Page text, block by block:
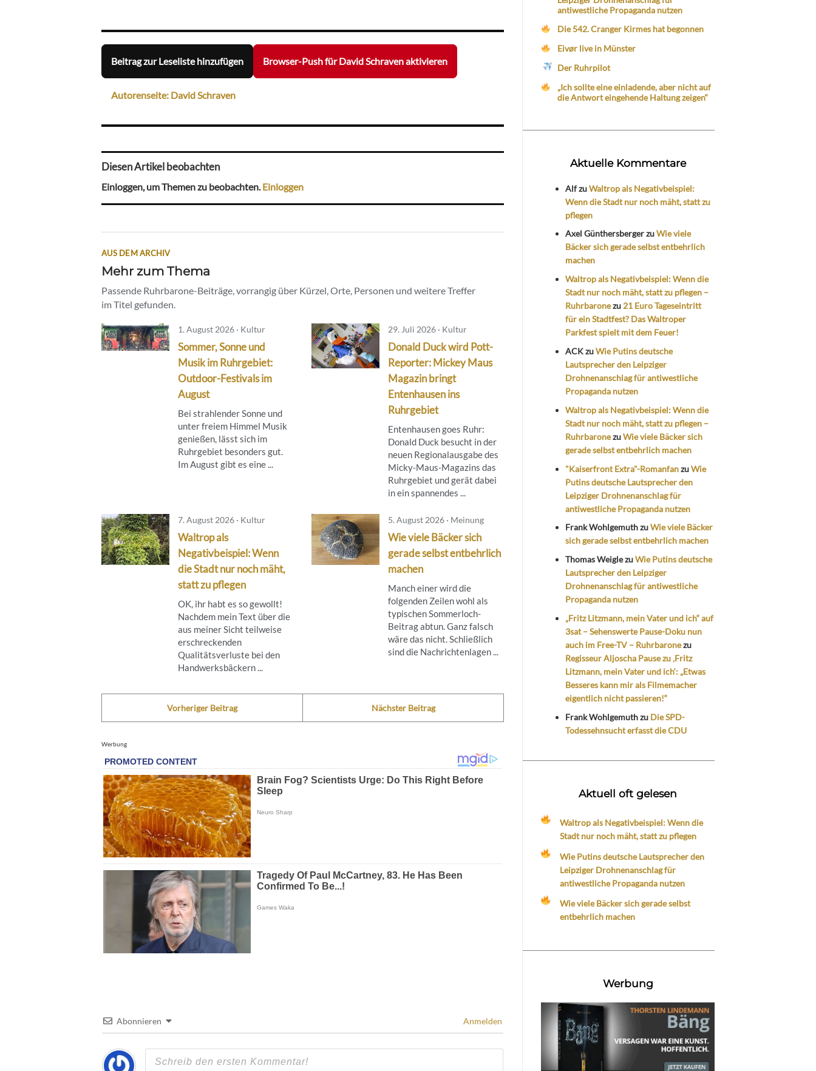
Beitrag zur Leseliste hinzufügen Browser-Push für David Schraven aktivieren
Autorenseite: David Schraven
Diesen Artikel beobachten
Einloggen, um Themen zu beobachten.Einloggen
AUS DEM ARCHIV
Mehr zum Thema
Passende Ruhrbarone-Beiträge, vorrangig über Kürzel, Orte, Personen und weitere Treffer
im Titel gefunden.
1. August 2026 · Kultur
Sommer, Sonne und
Musik im Ruhrgebiet:
Outdoor-Festivals im
August
Bei strahlender Sonne und
unter freiem Himmel Musik
genießen, lässt sich im
Ruhrgebiet besonders gut.
Im August gibt es eine ...
29. Juli 2026 · Kultur
Donald Duck wird Pott-
Reporter: Mickey Maus
Magazin bringt
Entenhausen ins
Ruhrgebiet
Entenhausen goes Ruhr:
Donald Duck besucht in der
neuen Regionalausgabe des
Micky‑Maus‑Magazins das
Ruhrgebiet und gerät dabei
in ein spannendes ...
7. August 2026 · Kultur
Waltrop als
Negativbeispiel: Wenn
die Stadt nur noch mäht,
statt zu pflegen
OK, ihr habt es so gewollt!
Nachdem mein Text über die
aus meiner Sicht teilweise
erschreckenden
Qualitätsverluste bei den
Handwerksbäckern ...
5. August 2026 · Meinung
Wie viele Bäcker sich
gerade selbst entbehrlich
machen
Manch einer wird die
folgenden Zeilen wohl als
typischen Sommerloch-
Beitrag abtun. Ganz falsch
wäre das nicht. Schließlich
sind die Nachrichtenlagen ...
Vorheriger Beitrag Nächster Beitrag
Werbung
Abonnieren Anmelden
antiwestliche Propaganda nutzen
Die 542. Cranger Kirmes hat begonnen
Eivør live in Münster
Der Ruhrpilot
„Ich sollte eine einladende, aber nicht auf
die Antwort eingehende Haltung zeigen“
Aktuelle Kommentare
AlfzuWaltrop als Negativbeispiel:
Wenn die Stadt nur noch mäht, statt zu
pflegen
Axel GünthersbergerzuWie viele
Bäcker sich gerade selbst entbehrlich
machen
Waltrop als Negativbeispiel: Wenn die
Stadt nur noch mäht, statt zu pflegen –
Ruhrbaronezu 21 Euro Tageseintritt
für ein Stadtfest? Das Waltroper
Parkfest spielt mit dem Feuer!
ACKzuWie Putins deutsche
Lautsprecher den Leipziger
Drohnenanschlag für antiwestliche
Propaganda nutzen
Waltrop als Negativbeispiel: Wenn die
Stadt nur noch mäht, statt zu pflegen –
RuhrbaronezuWie viele Bäcker sich
gerade selbst entbehrlich machen
"Kaiserfront Extra"-RomanfanzuWie
Putins deutsche Lautsprecher den
Leipziger Drohnenanschlag für
antiwestliche Propaganda nutzen
Frank WohlgemuthzuWie viele Bäcker
sich gerade selbst entbehrlich machen
Thomas WeiglezuWie Putins deutsche
Lautsprecher den Leipziger
Drohnenanschlag für antiwestliche
Propaganda nutzen
„Fritz Litzmann, mein Vater und ich“ auf
3sat – Sehenswerte Pause-Doku nun
auch im Free-TV – Ruhrbaronezu
Regisseur Aljoscha Pause zu ‚Fritz
Litzmann, mein Vater und ich‘: „Etwas
Besseres kann mir als Filmemacher
eigentlich nicht passieren!“
Frank Wohlgemuthzu Die SPD-
Todessehnsucht erfasst die CDU
Aktuell oft gelesen
Waltrop als Negativbeispiel: Wenn die
Stadt nur noch mäht, statt zu pflegen
Wie Putins deutsche Lautsprecher den
Leipziger Drohnenanschlag für
antiwestliche Propaganda nutzen
Wie viele Bäcker sich gerade selbst
entbehrlich machen
Werbung